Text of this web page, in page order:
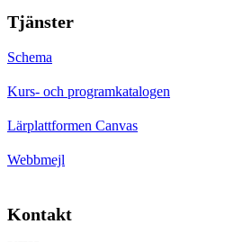
Tjänster
Schema
Kurs- och programkatalogen
Lärplattformen Canvas
Webbmejl
Kontakt